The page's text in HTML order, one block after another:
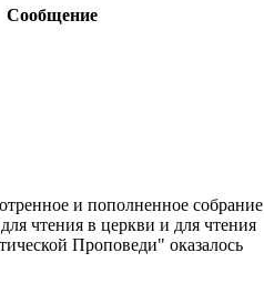
Сообщение
и пополненное собрание
чтения в церкви и для чтения
Проповеди" оказалось